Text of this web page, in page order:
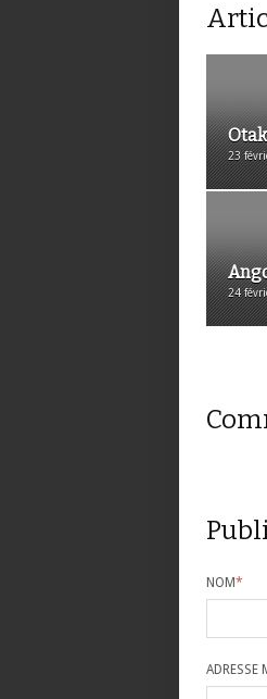
23
24
NOM*
ADRESSE